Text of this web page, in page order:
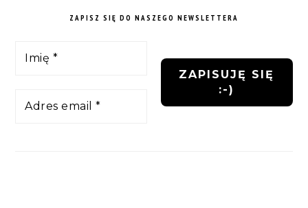
ZAPISZ SIĘ DO NASZEGO NEWSLETTERA